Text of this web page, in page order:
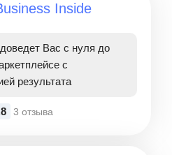
Inside
Вас с нуля до
с
результата
3 отзыва